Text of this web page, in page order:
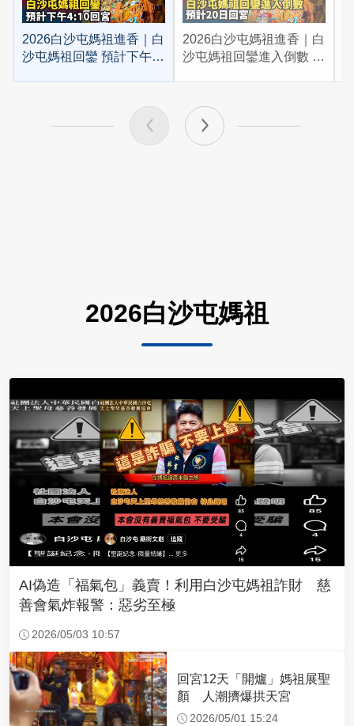
2026白沙屯媽祖進香｜白
沙屯媽祖回鑾 預計下午
2026白沙屯媽祖進香｜白
沙屯媽祖回鑾進入倒數 預
2026白沙屯媽祖
AI偽造「福氣包」義賣！利用白沙屯媽祖詐財 慈
善會氣炸報警：惡劣至極
2026/05/03 10:57
回宮12天「開爐」媽祖展聖
顏 人潮擠爆拱天宮
2026/05/01 15:24